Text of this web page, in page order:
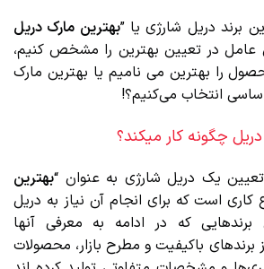
برند‌ دریل شارژی یا ”بهترین مارک دریل
عامل در تعیین بهترین را مشخص کنیم،
را بهترین می نامیم یا بهترین مارک
انتخاب می‌کنیم؟!
دریل چگونه کار میکند؟
یک دریل شارژی به عنوان “بهترین
کاری است که برای انجام آن نیاز به دریل
برند‌هایی که در ادامه به معرفی آنها
برندهای باکیفیت و مطرح بازار، محصولات